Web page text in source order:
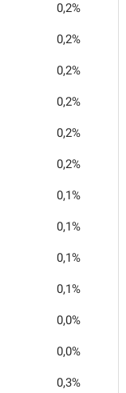
0,2%
0,2%
0,2%
0,2%
0,2%
0,2%
0,1%
0,1%
0,1%
0,1%
0,0%
0,0%
0,3%